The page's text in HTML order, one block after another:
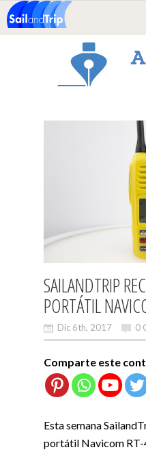
SAILANDTRIP
PORTÁTIL
Dic 6th, 2017 0
Comparte este
Esta semana
portátil Navicom RT-